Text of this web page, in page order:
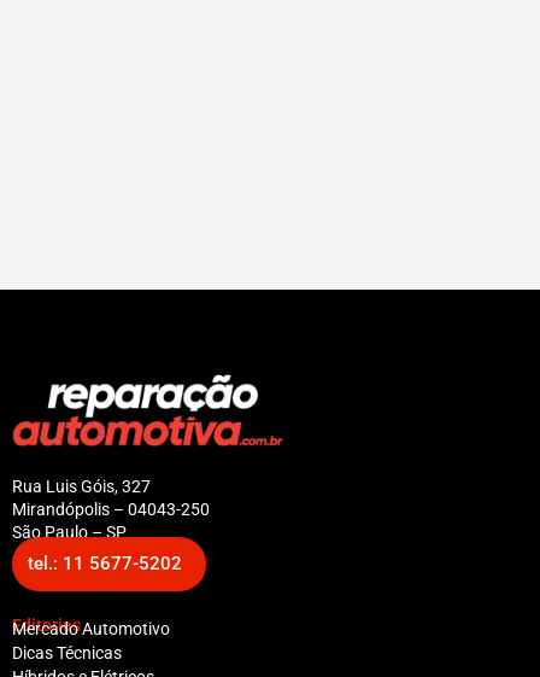
Rua Luis Góis, 327
Mirandópolis – 04043-250
São Paulo – SP
tel.: 11 5677-5202
Editorias
Mercado Automotivo
Dicas Técnicas